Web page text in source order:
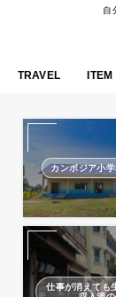
自
TRAVEL ITEM
カンボジア小
仕事が消えても